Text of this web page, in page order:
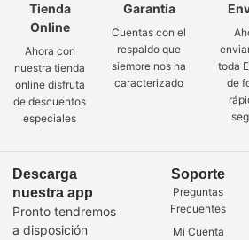
Tienda
Online
Ahora con
nuestra tienda
online disfruta
de descuentos
especiales
Garantía
Cuentas con el
respaldo que
siempre nos ha
caracterizado
toda
de
Descarga
nuestra app
Pronto tendremos
a disposición
Soporte
Preguntas
Frecuentes
Mi Cuenta